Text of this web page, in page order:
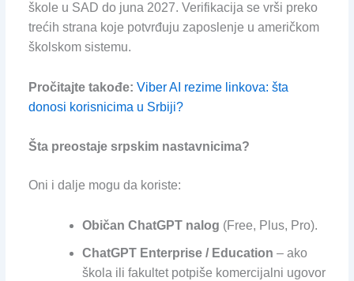
škole u SAD do juna 2027. Verifikacija se vrši preko
trećih strana koje potvrđuju zaposlenje u američkom
školskom sistemu.
Pročitajte takođe: Viber AI rezime linkova: šta
donosi korisnicima u Srbiji?
Šta preostaje srpskim nastavnicima?
Oni i dalje mogu da koriste:
Običan ChatGPT nalog (Free, Plus, Pro).
ChatGPT Enterprise / Education – ako
škola ili fakultet potpiše komercijalni ugovor